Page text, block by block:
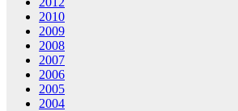
2010
2009
2008
2007
2006
2005
2004